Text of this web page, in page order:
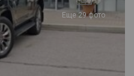
Еще 29 фото